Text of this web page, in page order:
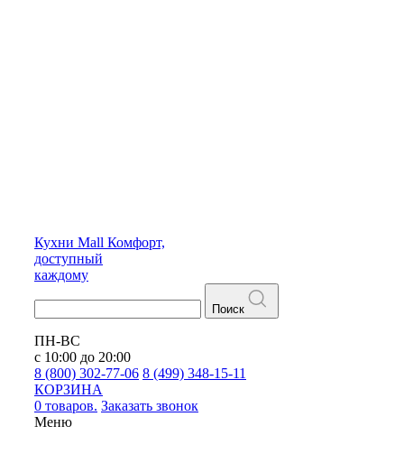
Кухни Mall Комфорт,
доступный
каждому
Поиск
ПН-ВС
с 10:00 до 20:00
8 (800) 302-77-06 8 (499) 348-15-11
КОРЗИНА
0 товаров. Заказать звонок
Меню